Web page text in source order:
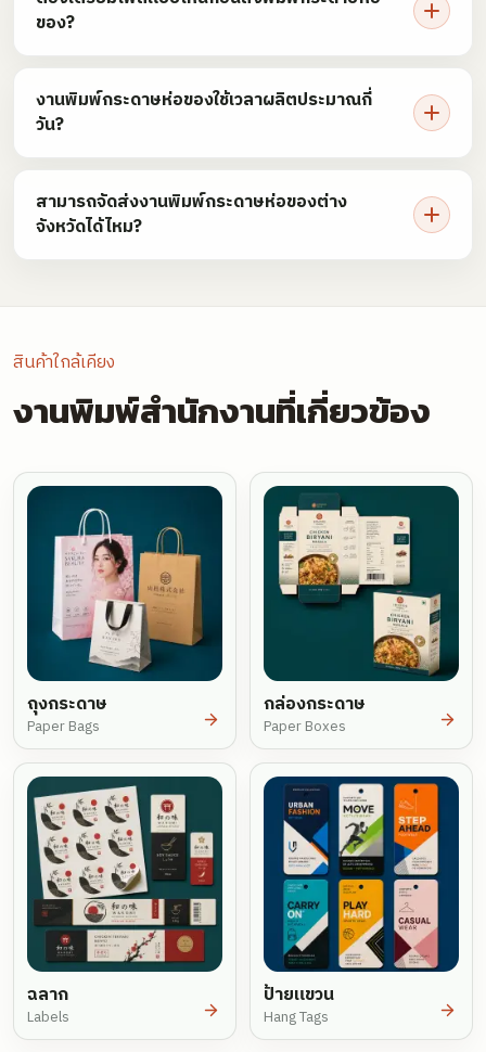
ของ?
งานพิมพ์กระดาษห่อของใช้เวลาผลิตประมาณกี่
วัน?
สามารถจัดส่งงานพิมพ์กระดาษห่อของต่าง
จังหวัดได้ไหม?
สินค้าใกล้เคียง
งานพิมพ์สำนักงานที่เกี่ยวข้อง
ถุงกระดาษ
Paper Bags
กล่องกระดาษ
Paper Boxes
ฉลาก
Labels
ป้ายแขวน
Hang Tags